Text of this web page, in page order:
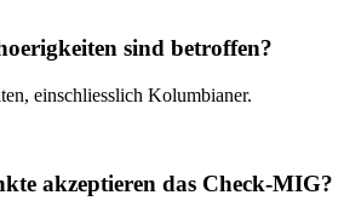
sind betroffen?
einschliesslich Kolumbianer.
akzeptieren das Check-MIG?